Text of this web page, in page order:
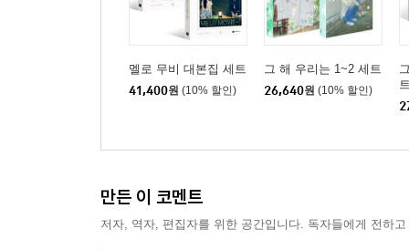
멜로 무비 대본집 세트
41,400원 (10% 할인)
그 해 우리는 1~2 세트
26,640원 (10% 할인)
만든 이 코멘트
저자, 역자, 편집자를 위한 공간입니다. 독자들에게 전하